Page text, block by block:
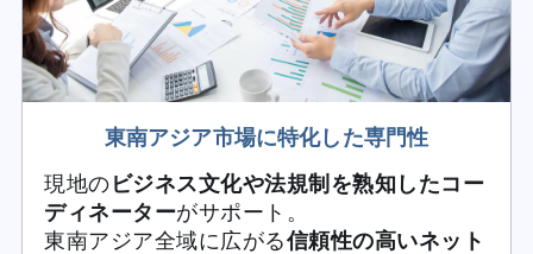
東南アジア市場に特化した専門性
現地のビジネス文化や法規制を熟知したコー
ディネーターがサポート。
東南アジア全域に広がる信頼性の高いネット